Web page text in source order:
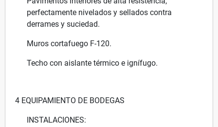
perfectamente nivelados y sellados contra
derrames y suciedad.
Muros cortafuego F-120.
Techo con aislante térmico e ignífugo.
4 EQUIPAMIENTO DE BODEGAS
INSTALACIONES: